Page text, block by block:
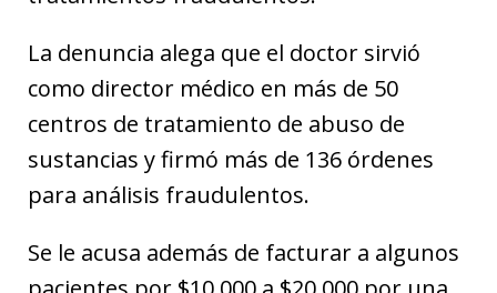
La denuncia alega que el doctor sirvió
como director médico en más de 50
centros de tratamiento de abuso de
sustancias y firmó más de 136 órdenes
para análisis fraudulentos.
Se le acusa además de facturar a algunos